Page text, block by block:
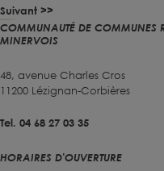
Suivant >>
COMMUNAUTÉ DE COMMUNES
MINERVOIS
48, avenue Charles Cros
11200 Lézignan-Corbières
Tel. 04 68 27 03 35
HORAIRES D'OUVERTURE